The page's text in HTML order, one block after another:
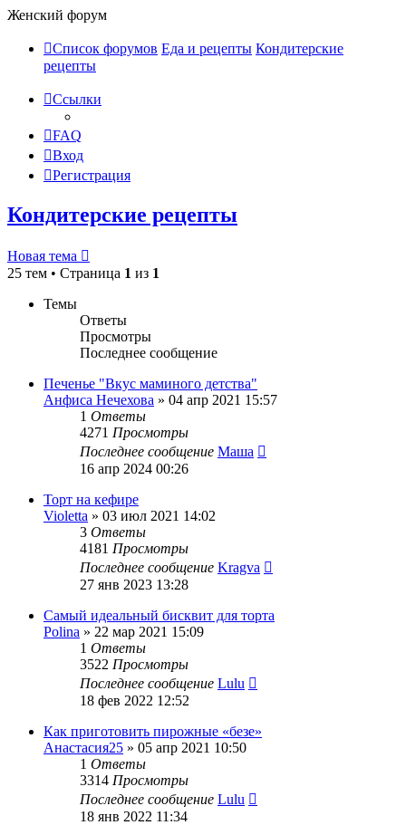
Женский форум
Список форумов Еда и рецепты Кондитерские
рецепты
Ссылки
FAQ
Вход
Регистрация
Кондитерские рецепты
Новая тема
25 тем • Страница 1 из 1
Темы
Ответы
Просмотры
Последнее сообщение
Печенье "Вкус маминого детства"
Анфиса Нечехова » 04 апр 2021 15:57
1 Ответы
4271 Просмотры
Последнее сообщение Маша
16 апр 2024 00:26
Торт на кефире
Violetta » 03 июл 2021 14:02
3 Ответы
4181 Просмотры
Последнее сообщение Kragva
27 янв 2023 13:28
Самый идеальный бисквит для торта
Polina » 22 мар 2021 15:09
1 Ответы
3522 Просмотры
Последнее сообщение Lulu
18 фев 2022 12:52
Как приготовить пирожные «безе»
Анастасия25 » 05 апр 2021 10:50
1 Ответы
3314 Просмотры
Последнее сообщение Lulu
18 янв 2022 11:34